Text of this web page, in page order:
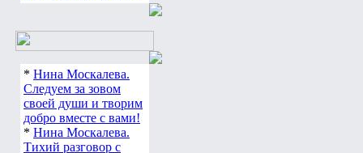
* Нина Москалева.
Следуем за зовом
своей души и творим
добро вместе с вами!
* Нина Москалева.
Тихий разговор с